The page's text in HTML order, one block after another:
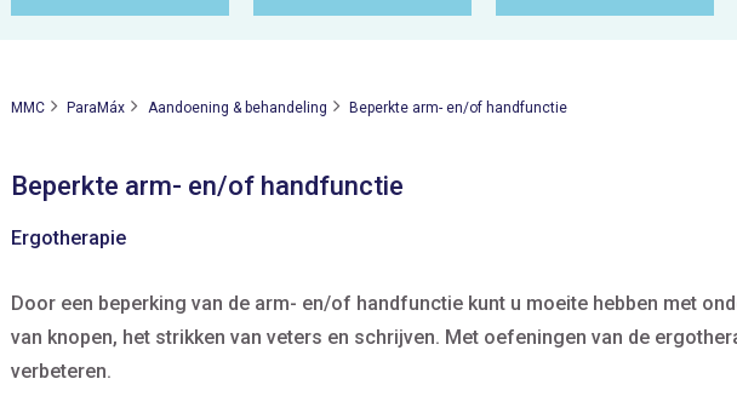
MMC ParaMáx Aandoening & behandeling Beperkte arm- en/of handfunctie
Beperkte arm- en/of handfunctie
Ergotherapie
Door een beperking van de arm- en/of handfunctie kunt u moeite hebben met
van knopen, het strikken van veters en schrijven. Met oefeningen van de
verbeteren.